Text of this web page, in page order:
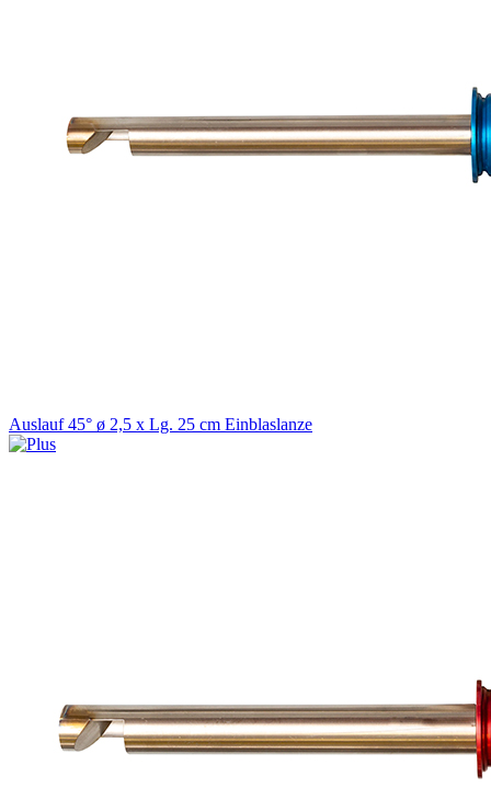
Auslauf 45° ø 2,5 x Lg. 25 cm Einblaslanze